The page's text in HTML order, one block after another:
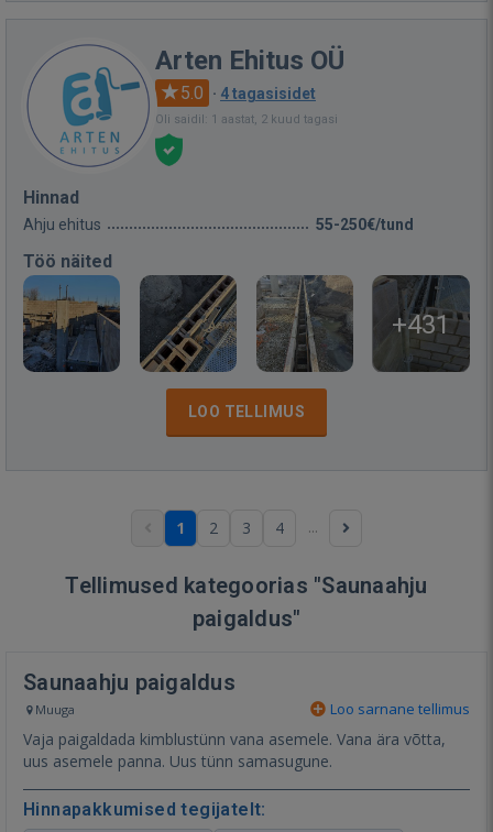
Arten Ehitus OÜ
5.0 · 4 tagasisidet
Oli saidil: 1 aastat, 2 kuud tagasi
Hinnad
Ahju ehitus 55-250€/tund
Töö näited
+431
LOO TELLIMUS
1 2 3 4 ...
Tellimused kategoorias "Saunaahju
paigaldus"
Saunaahju paigaldus
Muuga Loo sarnane tellimus
Vaja paigaldada kimblustünn vana asemele. Vana ära võtta,
uus asemele panna. Uus tünn samasugune.
Hinnapakkumised tegijatelt: